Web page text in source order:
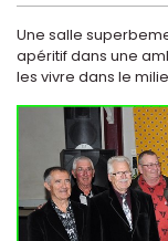
Une salle
apéritif dans une
les vivre dans le